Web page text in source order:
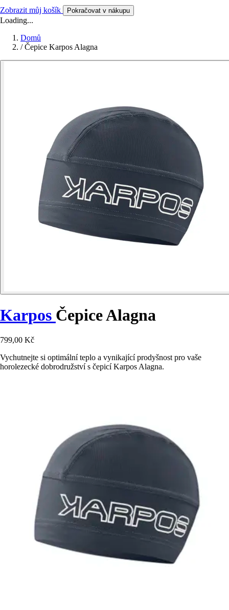
Zobrazit můj košík Pokračovat v nákupu
Loading...
Domů
/ Čepice Karpos Alagna
Karpos Čepice Alagna
799,00 Kč
Vychutnejte si optimální teplo a vynikající prodyšnost pro vaše
horolezecké dobrodružství s čepicí Karpos Alagna.